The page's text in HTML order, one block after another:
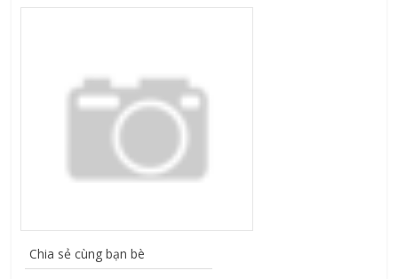
Chia sẻ cùng bạn bè